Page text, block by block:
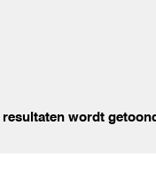
resultaten wordt